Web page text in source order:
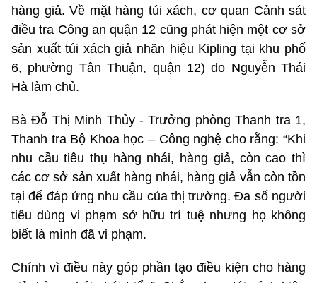
hàng giả. Về mặt hàng túi xách, cơ quan Cảnh sát
điều tra Công an quận 12 cũng phát hiện một cơ sở
sản xuất túi xách giả nhãn hiệu Kipling tại khu phố
6, phường Tân Thuận, quận 12) do Nguyễn Thái
Hà làm chủ.
Bà Đỗ Thị Minh Thủy - Trưởng phòng Thanh tra 1,
Thanh tra Bộ Khoa học – Công nghệ cho rằng: “Khi
nhu cầu tiêu thụ hàng nhái, hàng giả, còn cao thì
các cơ sở sản xuất hàng nhái, hàng giả vẫn còn tồn
tại để đáp ứng nhu cầu của thị trường. Đa số người
tiêu dùng vi phạm sở hữu trí tuệ nhưng họ không
biết là mình đã vi phạm.
Chính vì điều này góp phần tạo điều kiện cho hàng